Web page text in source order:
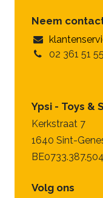
Neem
02 361 51 55
Ypsi - Toys &
Kerkstraat 7
1640 Sint-
BE0733.387.504
Volg ons